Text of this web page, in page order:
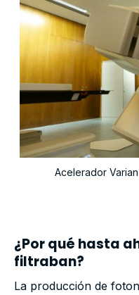
Acelerador
¿Por qué hasta
filtraban?
La producción de